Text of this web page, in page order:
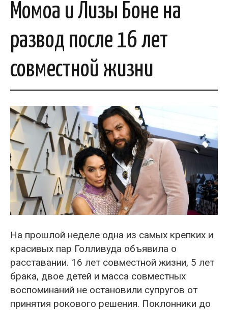
Момоа и Лизы Боне на
развод после 16 лет
совместной жизни
На прошлой неделе одна из самых крепких и
красивых пар Голливуда объявила о
расставании. 16 лет совместной жизни, 5 лет
брака, двое детей и масса совместных
воспоминаний не остановили супругов от
принятия рокового решения. Поклонники до